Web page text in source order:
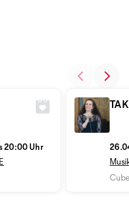
20:00 Uhr